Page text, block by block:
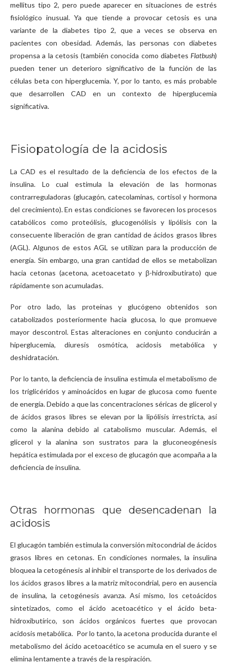
mellitus tipo 2, pero puede aparecer en situaciones de estrés
fisiológico inusual. Ya que tiende a provocar cetosis es una
variante de la diabetes tipo 2, que a veces se observa en
pacientes con obesidad. Además, las personas con diabetes
propensa a la cetosis (también conocida como diabetes Flatbush)
pueden tener un deterioro significativo de la función de las
células beta con hiperglucemia. Y, por lo tanto, es más probable
que desarrollen CAD en un contexto de hiperglucemia
significativa.
Fisiopatología de la acidosis
La CAD es el resultado de la deficiencia de los efectos de la
insulina. Lo cual estimula la elevación de las hormonas
contrarreguladoras (glucagón, catecolaminas, cortisol y hormona
del crecimiento). En estas condiciones se favorecen los procesos
catabólicos como proteólisis, glucogenólisis y lipólisis con la
consecuente liberación de gran cantidad de ácidos grasos libres
(AGL). Algunos de estos AGL se utilizan para la producción de
energía. Sin embargo, una gran cantidad de ellos se metabolizan
hacia cetonas (acetona, acetoacetato y β-hidroxibutirato) que
rápidamente son acumuladas.
Por otro lado, las proteínas y glucógeno obtenidos son
catabolizados posteriormente hacia glucosa, lo que promueve
mayor descontrol. Estas alteraciones en conjunto conducirán a
hiperglucemia, diuresis osmótica, acidosis metabólica y
deshidratación.
Por lo tanto, la deficiencia de insulina estimula el metabolismo de
los triglicéridos y aminoácidos en lugar de glucosa como fuente
de energía. Debido a que las concentraciones séricas de glicerol y
de ácidos grasos libres se elevan por la lipólisis irrestricta, así
como la alanina debido al catabolismo muscular. Además, el
glicerol y la alanina son sustratos para la gluconeogénesis
hepática estimulada por el exceso de glucagón que acompaña a la
deficiencia de insulina.
Otras hormonas que desencadenan la
acidosis
El glucagón también estimula la conversión mitocondrial de ácidos
grasos libres en cetonas. En condiciones normales, la insulina
bloquea la cetogénesis al inhibir el transporte de los derivados de
los ácidos grasos libres a la matriz mitocondrial, pero en ausencia
de insulina, la cetogénesis avanza. Así mismo, los cetoácidos
sintetizados, como el ácido acetoacético y el ácido beta-
hidroxibutírico, son ácidos orgánicos fuertes que provocan
acidosis metabólica. Por lo tanto, la acetona producida durante el
metabolismo del ácido acetoacético se acumula en el suero y se
elimina lentamente a través de la respiración.